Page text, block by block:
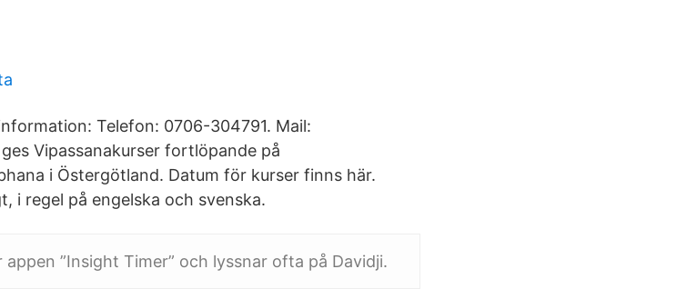
Telefon: 0706-304791. Mail:
Vipassanakurser fortlöpande på
i Östergötland. Datum för kurser finns här.
i regel på engelska och svenska.
”Insight Timer” och lyssnar ofta på Davidji.